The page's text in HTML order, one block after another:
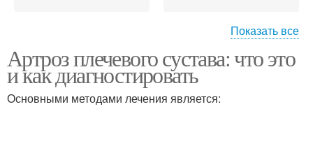
Лечение в израиле
Показать все
Артроз плечевого сустава: что это
и как диагностировать
Основными методами лечения является: